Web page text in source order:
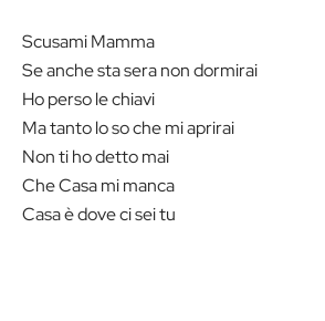
Scusami Mamma
Se anche sta sera non dormirai
Ho perso le chiavi
Ma tanto lo so che mi aprirai
Non ti ho detto mai
Che Casa mi manca
Casa è dove ci sei tu